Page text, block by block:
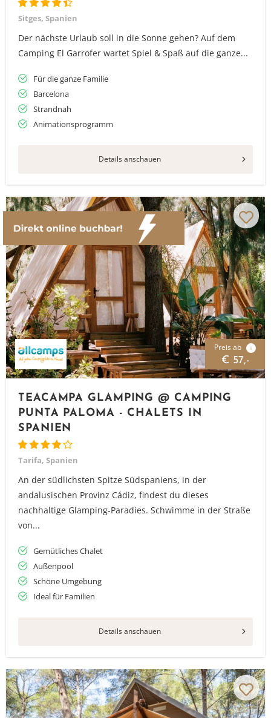
Sitges, Spanien
Der nächste Urlaub soll in die Sonne gehen? Auf dem
Camping El Garrofer wartet Spiel & Spaß auf die ganze...
Für die ganze Familie
Barcelona
Strandnah
Animationsprogramm
Details anschauen
Preis ab i
€ 57,-
TEACAMPA GLAMPING @ CAMPING
PUNTA PALOMA - CHALETS IN
SPANIEN
Tarifa, Spanien
An der südlichsten Spitze Südspaniens, in der
andalusischen Provinz Cádiz, findest du dieses
nachhaltige Glamping-Paradies. Schwimme in der Straße
von...
Gemütliches Chalet
Außenpool
Schöne Umgebung
Ideal für Familien
Details anschauen